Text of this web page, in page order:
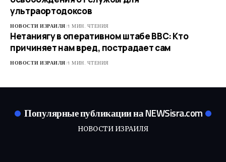
ультраортодоксов
НОВОСТИ ИЗРАИЛЯ 1 МИН. ЧТЕНИЯ
Нетаниягу в оперативном штабе ВВС: Кто
причиняет нам вред, пострадает сам
НОВОСТИ ИЗРАИЛЯ 1 МИН. ЧТЕНИЯ
Популярные публикации на NEWSisra.com
НОВОСТИ ИЗРАИЛЯ